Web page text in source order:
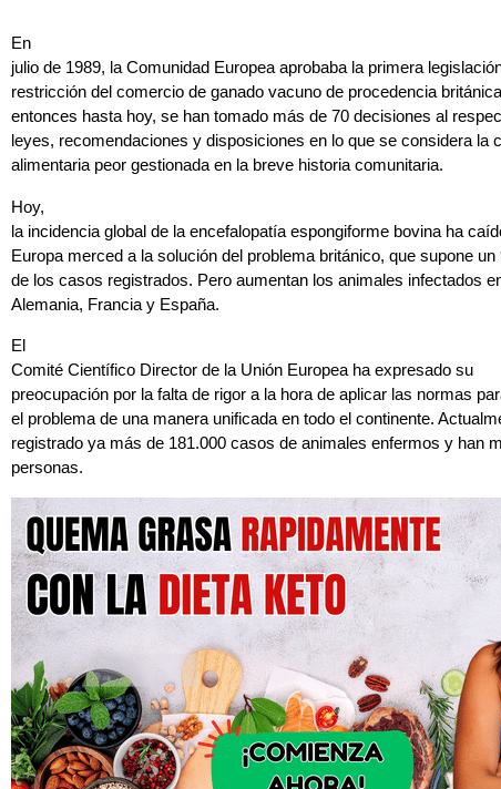
En
julio de 1989, la Comunidad Europea aprobaba la primera
restricción del comercio de ganado vacuno de procedencia
entonces hasta hoy, se han tomado más de 70 decisiones al
leyes, recomendaciones y disposiciones en lo que se considera la
alimentaria peor gestionada en la breve historia comunitaria.
Hoy,
la incidencia global de la encefalopatía espongiforme bovina ha
Europa merced a la solución del problema británico, que supone un
de los casos registrados. Pero aumentan los animales infectados
Alemania, Francia y España.
El
Comité Científico Director de la Unión Europea ha expresado su
preocupación por la falta de rigor a la hora de aplicar las normas
el problema de una manera unificada en todo el continente.
registrado ya más de 181.000 casos de animales enfermos y han
personas.